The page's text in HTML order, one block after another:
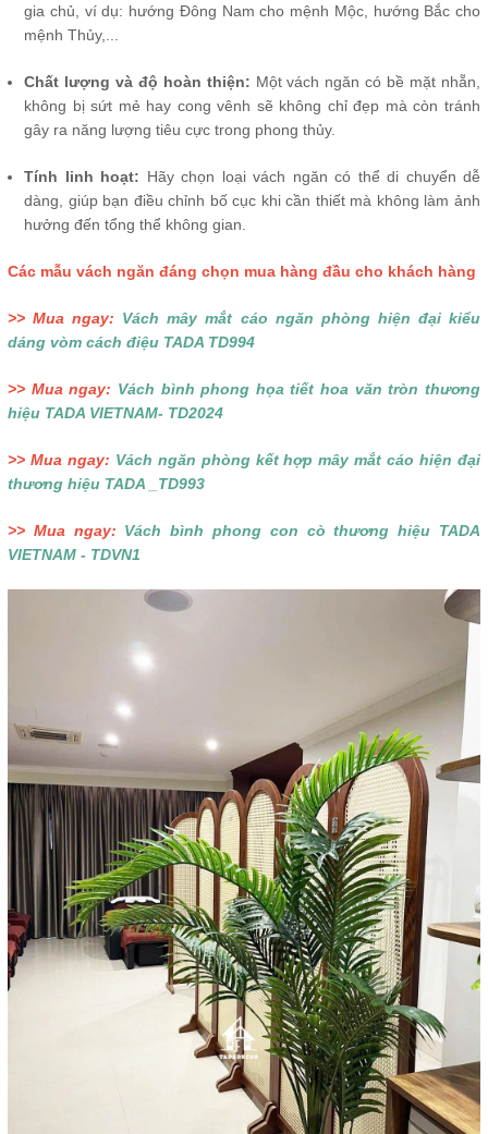
gia chủ, ví dụ: hướng Đông Nam cho mệnh Mộc, hướng Bắc cho
mệnh Thủy,...
Chất lượng và độ hoàn thiện: Một vách ngăn có bề mặt nhẵn,
không bị sứt mẻ hay cong vênh sẽ không chỉ đẹp mà còn tránh
gây ra năng lượng tiêu cực trong phong thủy.
Tính linh hoạt: Hãy chọn loại vách ngăn có thể di chuyển dễ
dàng, giúp bạn điều chỉnh bố cục khi cần thiết mà không làm ảnh
hưởng đến tổng thể không gian.
Các mẫu vách ngăn đáng chọn mua hàng đầu cho khách hàng
>> Mua ngay: Vách mây mắt cáo ngăn phòng hiện đại kiểu
dáng vòm cách điệu TADA TD994
>> Mua ngay: Vách bình phong họa tiết hoa văn tròn thương
hiệu TADA VIETNAM- TD2024
>> Mua ngay: Vách ngăn phòng kết hợp mây mắt cáo hiện đại
thương hiệu TADA _TD993
>> Mua ngay: Vách bình phong con cò thương hiệu TADA
VIETNAM - TDVN1